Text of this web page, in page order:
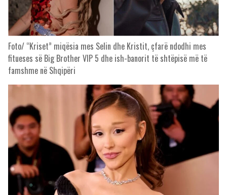
Foto/ “Kriset” miqësia mes Selin dhe Kristit, çfarë ndodhi mes
fitueses së Big Brother VIP 5 dhe ish-banorit të shtëpisë më të
famshme në Shqipëri